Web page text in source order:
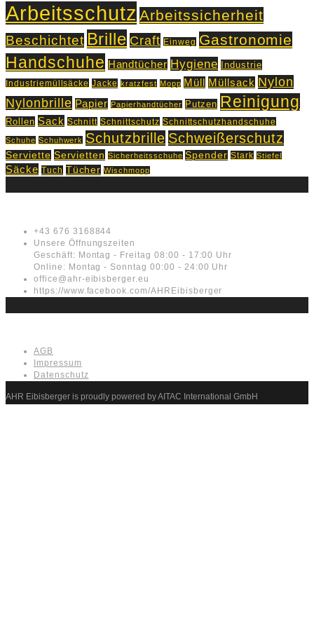
Arbeitsschutz Arbeitssicherheit
Beschichtet Brille Craft Einweg Gastronomie
Handschuhe Handtücher Hygiene Industrie
Industriemüllsäcke Jacke kratzfest Mopp Müll Müllsack Nylon
Nylonbrille Papier Papierhandtücher Putzen Reinigung
Rollen Sack Schnitt Schnittschutz Schnittschutzhandschuhe
Schuhe Schuhwerk Schutzbrille Schweißerschutz
Serviette Servietten Sicherheitsschuhe Spender Stark Stiefel
Säcke Tuch Tücher Wischmopp
+43 676 3168844
Unsere Öffnungszeiten
Geschäft: Montag - Freitag 08:00 - 17:00 Uhr
Online: Montag - Sonntag 00:00 - 24:00 Uhr
office@ahr-eibisberger.eu
https://www.facebook.com/AHREibisberger
AGB
Impressum
Datenschutz
AHR Eibisberger is proudly powered by AITAC International GmbH